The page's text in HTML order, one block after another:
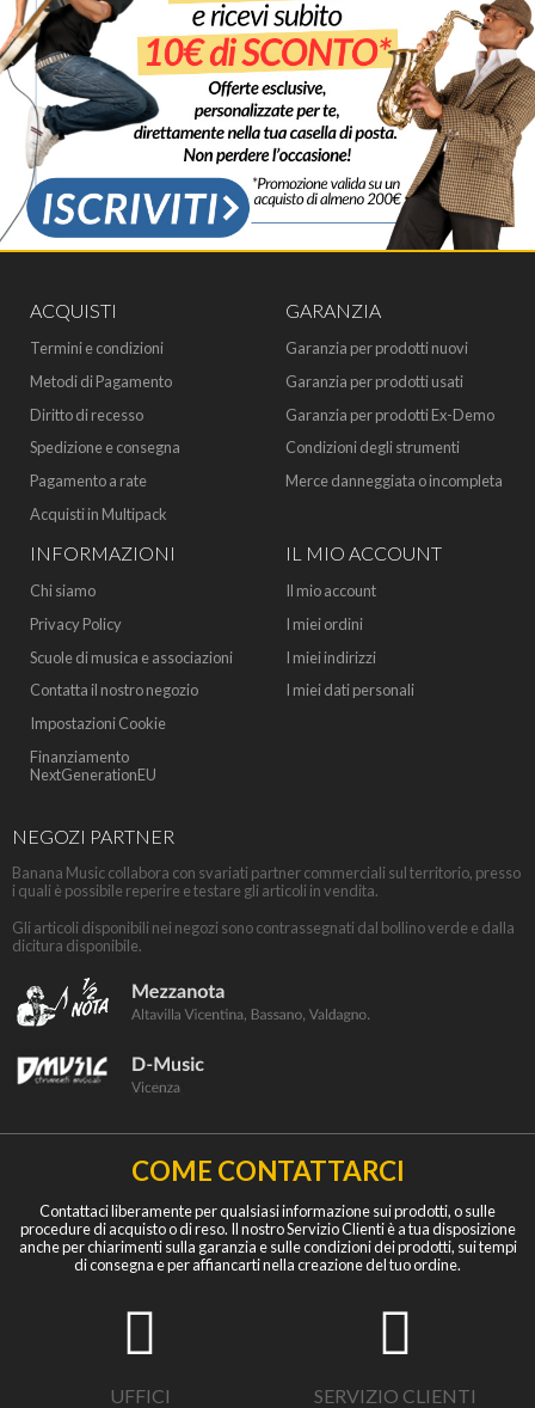
ACQUISTI
Termini e condizioni
Metodi di Pagamento
Diritto di recesso
Spedizione e consegna
Pagamento a rate
Acquisti in Multipack
GARANZIA
Garanzia per prodotti nuovi
Garanzia per prodotti usati
Garanzia per prodotti Ex-Demo
Condizioni degli strumenti
Merce danneggiata o incompleta
INFORMAZIONI
Chi siamo
Privacy Policy
Scuole di musica e associazioni
Contatta il nostro negozio
Impostazioni Cookie
Finanziamento
NextGenerationEU
IL MIO ACCOUNT
Il mio account
I miei ordini
I miei indirizzi
I miei dati personali
NEGOZI PARTNER
Banana Music collabora con svariati partner commerciali sul territorio, presso
i quali è possibile reperire e testare gli articoli in vendita.
Gli articoli disponibili nei negozi sono contrassegnati dal bollino verde e dalla
dicitura disponibile.
COME CONTATTARCI
Contattaci liberamente per qualsiasi informazione sui prodotti, o sulle
procedure di acquisto o di reso. Il nostro Servizio Clienti è a tua disposizione
anche per chiarimenti sulla garanzia e sulle condizioni dei prodotti, sui tempi
di consegna e per affiancarti nella creazione del tuo ordine.
UFFICI
SERVIZIO CLIENTI